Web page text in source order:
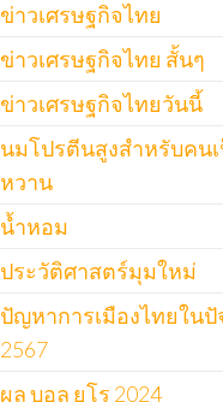
ข่าวเศรษฐกิจไทย
ข่าวเศรษฐกิจไทย สั้นๆ
ข่าวเศรษฐกิจไทยวันนี้
นมโปรตีนสูงสำหรับคนเ
หวาน
น้ำหอม
ประวัติศาสตร์มุมใหม่
ปัญหาการเมืองไทยใน
2567
ผล บอล ยูโร 2024